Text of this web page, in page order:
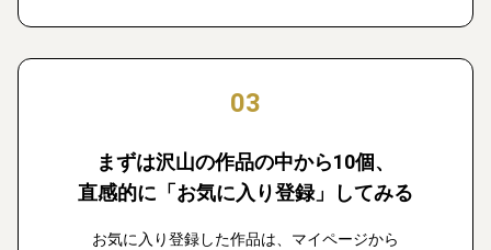
03
まずは沢山の作品の中から10個、
直感的に「お気に入り登録」してみる
お気に入り登録した作品は、マイページから